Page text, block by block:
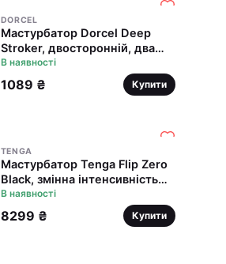
DORCEL
Мастурбатор Dorcel Deep
Stroker, двосторонній, два
рельєфи
В наявності
1089 ₴ Купити
TENGA
Мастурбатор Tenga Flip Zero
Black, змінна інтенсивність
стимуляції, розкладний
В наявності
8299 ₴ Купити